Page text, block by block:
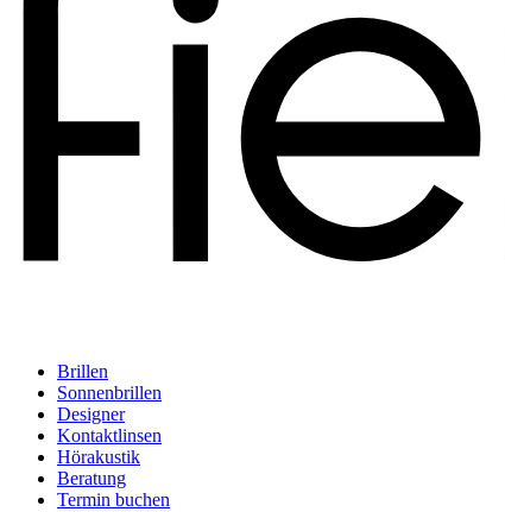
Brillen
Sonnenbrillen
Designer
Kontaktlinsen
Hörakustik
Beratung
Termin buchen